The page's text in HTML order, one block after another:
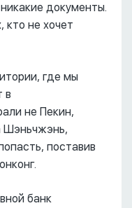
документы.
кто не хочет
где мы
в
не Пекин,
Шэньчжэнь,
поставив
банк